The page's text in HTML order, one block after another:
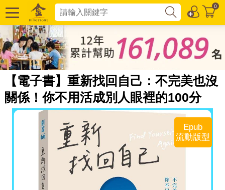
0
【電子書】重新找回自己：不完美也沒
關係！你不用活成別人眼裡的100分
Epub
流動版型